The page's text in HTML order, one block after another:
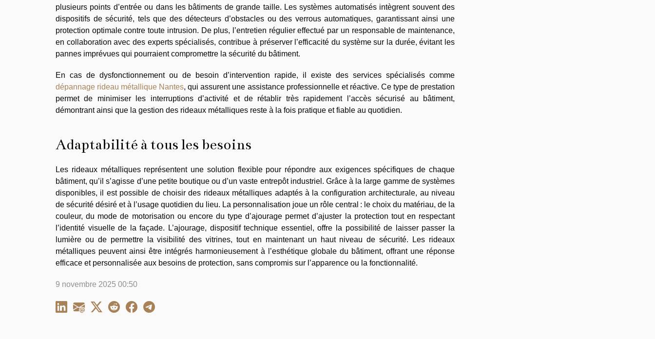
plusieurs points d’entrée ou dans les bâtiments de grande taille. Les systèmes automatisés intègrent souvent des
dispositifs de sécurité, tels que des détecteurs d’obstacles ou des verrous automatiques, garantissant ainsi une
protection optimale contre toute intrusion. De plus, l’entretien régulier effectué par un responsable de maintenance,
en collaboration avec des experts spécialisés, contribue à préserver l’efficacité du système sur la durée, évitant les
pannes imprévues qui pourraient compromettre la sécurité du bâtiment.
En cas de dysfonctionnement ou de besoin d’intervention rapide, il existe des services spécialisés comme
dépannage rideau métallique Nantes, qui assurent une assistance professionnelle et réactive. Ce type de prestation
permet de minimiser les interruptions d’activité et de rétablir très rapidement l’accès sécurisé au bâtiment,
démontrant ainsi que la gestion des rideaux métalliques reste à la fois pratique et fiable au quotidien.
Adaptabilité à tous les besoins
Les rideaux métalliques représentent une solution flexible pour répondre aux exigences spécifiques de chaque
bâtiment, qu’il s’agisse d’une petite boutique ou d’un vaste entrepôt industriel. Grâce à la large gamme de systèmes
disponibles, il est possible de choisir des rideaux métalliques adaptés à la configuration architecturale, au niveau
de sécurité désiré et à l’usage quotidien du lieu. La personnalisation joue un rôle central : le choix du matériau, de la
couleur, du mode de motorisation ou encore du type d’ajourage permet d’ajuster la protection tout en respectant
l’identité visuelle de la façade. L’ajourage, dispositif technique essentiel, offre la possibilité de laisser passer la
lumière ou de permettre la visibilité des vitrines, tout en maintenant un haut niveau de sécurité. Les rideaux
métalliques peuvent ainsi être intégrés harmonieusement à l’esthétique globale du bâtiment, offrant une réponse
efficace et personnalisée aux besoins de protection, sans compromis sur l’apparence ou la fonctionnalité.
9 novembre 2025 00:50